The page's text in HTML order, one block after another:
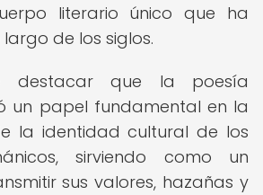
literario único que ha
de los siglos.
destacar que la poesía
un papel fundamental en la
la identidad cultural de los
sirviendo como un
sus valores, hazañas y